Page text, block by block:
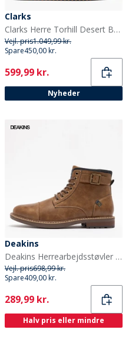
Clarks
Clarks Herre Torhill Desert Boots Cognac Suede
Vejl. pris1.049,99 kr.
Spare450,00 kr.
Current
599,99 kr.
Nyheder
Deakins
Deakins Herrearbejdsstøvler med spænde Tan
Vejl. pris698,99 kr.
Spare409,00 kr.
Current
289,99 kr.
Halv pris eller mindre